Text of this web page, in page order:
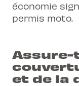
économie
permis moto.
Assure-
et de la